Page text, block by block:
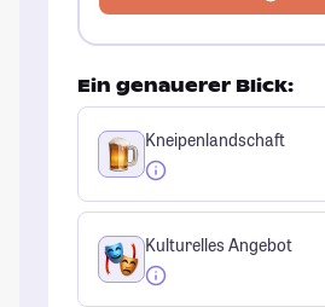
Ein genauerer Blick:
Kneipenlandschaft
Kulturelles Angebot